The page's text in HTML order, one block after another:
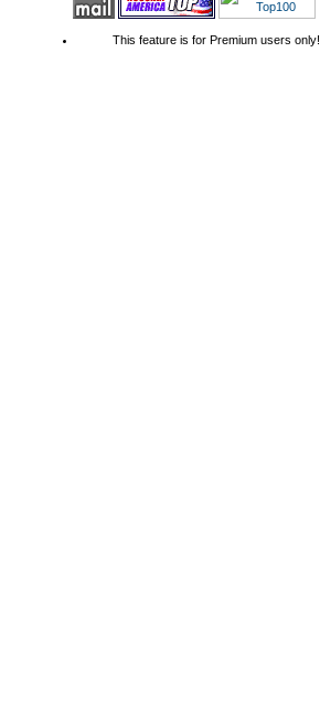
This feature is for Premium users only!